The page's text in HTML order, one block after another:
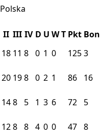
Polska
II III IV D U WT Pkt Bon
18 11 8 0 1 0 1253
20 198 0 2 1 86 16
148 5 1 3 6 72 5
128 8 4 0 0 47 8